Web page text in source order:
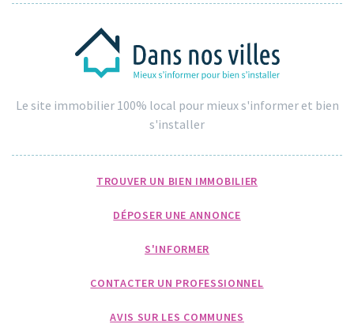
Le site immobilier 100% local pour mieux s'informer et bien
s'installer
TROUVER UN BIEN IMMOBILIER
DÉPOSER UNE ANNONCE
S'INFORMER
CONTACTER UN PROFESSIONNEL
AVIS SUR LES COMMUNES